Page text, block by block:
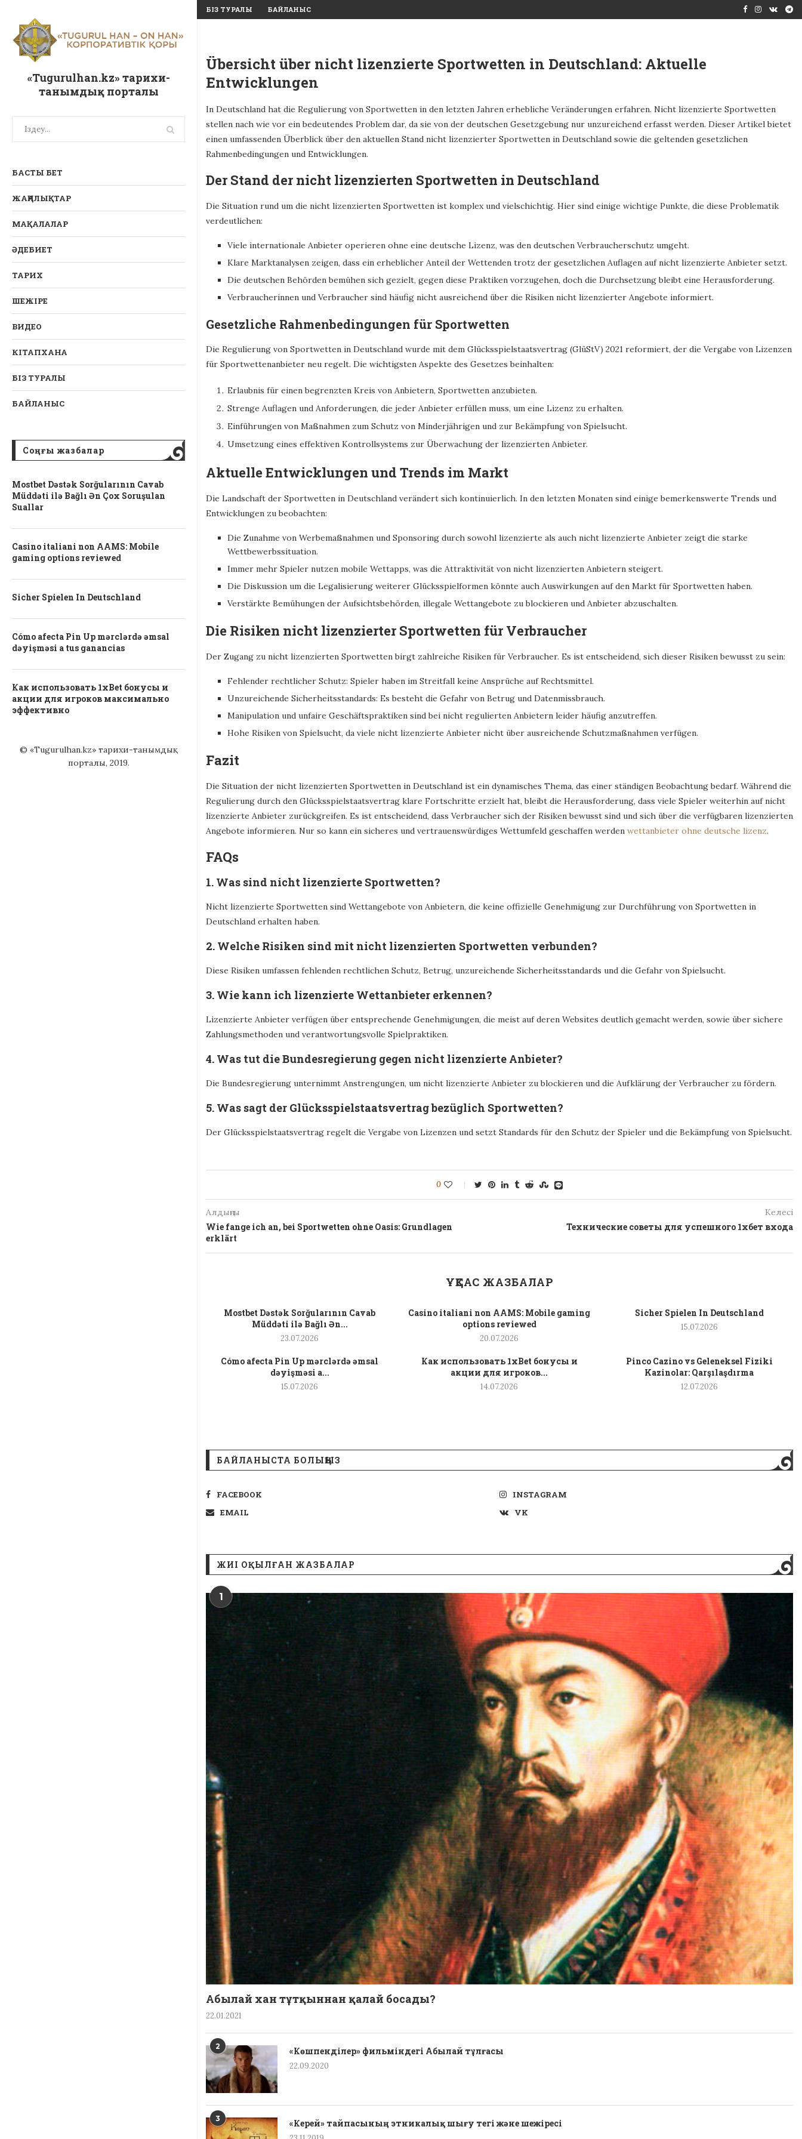
«Tugurulhan.kz» тарихи-
танымдық порталы
БАСТЫ БЕТ
ЖАҢАЛЫҚТАР
МАҚАЛАЛАР
ӘДЕБИЕТ
ТАРИХ
ШЕЖІРЕ
ВИДЕО
КІТАПХАНА
БІЗ ТУРАЛЫ
БАЙЛАНЫС
Соңғы жазбалар
Mostbet Dəstək Sorğularının Cavab
Müddəti ilə Bağlı Ən Çox Soruşulan
Suallar
Casino italiani non AAMS: Mobile
gaming options reviewed
Sicher Spielen In Deutschland
Cómo afecta Pin Up mərclərdə əmsal
dəyişməsi a tus ganancias
Как использовать 1xBet бонусы и
акции для игроков максимально
эффективно
© «Tugurulhan.kz» тарихи-танымдық
порталы, 2019.
БІЗ ТУРАЛЫ БАЙЛАНЫС
Übersicht über nicht lizenzierte Sportwetten in Deutschland: Aktuelle
Entwicklungen
In Deutschland hat die Regulierung von Sportwetten in den letzten Jahren erhebliche Veränderungen erfahren. Nicht lizenzierte Sportwetten
stellen nach wie vor ein bedeutendes Problem dar, da sie von der deutschen Gesetzgebung nur unzureichend erfasst werden. Dieser Artikel bietet
einen umfassenden Überblick über den aktuellen Stand nicht lizenzierter Sportwetten in Deutschland sowie die geltenden gesetzlichen
Rahmenbedingungen und Entwicklungen.
Der Stand der nicht lizenzierten Sportwetten in Deutschland
Die Situation rund um die nicht lizenzierten Sportwetten ist komplex und vielschichtig. Hier sind einige wichtige Punkte, die diese Problematik
verdeutlichen:
Viele internationale Anbieter operieren ohne eine deutsche Lizenz, was den deutschen Verbraucherschutz umgeht.
Klare Marktanalysen zeigen, dass ein erheblicher Anteil der Wettenden trotz der gesetzlichen Auflagen auf nicht lizenzierte Anbieter setzt.
Die deutschen Behörden bemühen sich gezielt, gegen diese Praktiken vorzugehen, doch die Durchsetzung bleibt eine Herausforderung.
Verbraucherinnen und Verbraucher sind häufig nicht ausreichend über die Risiken nicht lizenzierter Angebote informiert.
Gesetzliche Rahmenbedingungen für Sportwetten
Die Regulierung von Sportwetten in Deutschland wurde mit dem Glücksspielstaatsvertrag (GlüStV) 2021 reformiert, der die Vergabe von Lizenzen
für Sportwettenanbieter neu regelt. Die wichtigsten Aspekte des Gesetzes beinhalten:
Erlaubnis für einen begrenzten Kreis von Anbietern, Sportwetten anzubieten.
Strenge Auflagen und Anforderungen, die jeder Anbieter erfüllen muss, um eine Lizenz zu erhalten.
Einführungen von Maßnahmen zum Schutz von Minderjährigen und zur Bekämpfung von Spielsucht.
Umsetzung eines effektiven Kontrollsystems zur Überwachung der lizenzierten Anbieter.
Aktuelle Entwicklungen und Trends im Markt
Die Landschaft der Sportwetten in Deutschland verändert sich kontinuierlich. In den letzten Monaten sind einige bemerkenswerte Trends und
Entwicklungen zu beobachten:
Die Zunahme von Werbemaßnahmen und Sponsoring durch sowohl lizenzierte als auch nicht lizenzierte Anbieter zeigt die starke
Wettbewerbssituation.
Immer mehr Spieler nutzen mobile Wettapps, was die Attraktivität von nicht lizenzierten Anbietern steigert.
Die Diskussion um die Legalisierung weiterer Glücksspielformen könnte auch Auswirkungen auf den Markt für Sportwetten haben.
Verstärkte Bemühungen der Aufsichtsbehörden, illegale Wettangebote zu blockieren und Anbieter abzuschalten.
Die Risiken nicht lizenzierter Sportwetten für Verbraucher
Der Zugang zu nicht lizenzierten Sportwetten birgt zahlreiche Risiken für Verbraucher. Es ist entscheidend, sich dieser Risiken bewusst zu sein:
Fehlender rechtlicher Schutz: Spieler haben im Streitfall keine Ansprüche auf Rechtsmittel.
Unzureichende Sicherheitsstandards: Es besteht die Gefahr von Betrug und Datenmissbrauch.
Manipulation und unfaire Geschäftspraktiken sind bei nicht regulierten Anbietern leider häufig anzutreffen.
Hohe Risiken von Spielsucht, da viele nicht lizenzierte Anbieter nicht über ausreichende Schutzmaßnahmen verfügen.
Fazit
Die Situation der nicht lizenzierten Sportwetten in Deutschland ist ein dynamisches Thema, das einer ständigen Beobachtung bedarf. Während die
Regulierung durch den Glücksspielstaatsvertrag klare Fortschritte erzielt hat, bleibt die Herausforderung, dass viele Spieler weiterhin auf nicht
lizenzierte Anbieter zurückgreifen. Es ist entscheidend, dass Verbraucher sich der Risiken bewusst sind und sich über die verfügbaren lizenzierten
Angebote informieren. Nur so kann ein sicheres und vertrauenswürdiges Wettumfeld geschaffen werden wettanbieter ohne deutsche lizenz.
FAQs
1. Was sind nicht lizenzierte Sportwetten?
Nicht lizenzierte Sportwetten sind Wettangebote von Anbietern, die keine offizielle Genehmigung zur Durchführung von Sportwetten in
Deutschland erhalten haben.
2. Welche Risiken sind mit nicht lizenzierten Sportwetten verbunden?
Diese Risiken umfassen fehlenden rechtlichen Schutz, Betrug, unzureichende Sicherheitsstandards und die Gefahr von Spielsucht.
3. Wie kann ich lizenzierte Wettanbieter erkennen?
Lizenzierte Anbieter verfügen über entsprechende Genehmigungen, die meist auf deren Websites deutlich gemacht werden, sowie über sichere
Zahlungsmethoden und verantwortungsvolle Spielpraktiken.
4. Was tut die Bundesregierung gegen nicht lizenzierte Anbieter?
Die Bundesregierung unternimmt Anstrengungen, um nicht lizenzierte Anbieter zu blockieren und die Aufklärung der Verbraucher zu fördern.
5. Was sagt der Glücksspielstaatsvertrag bezüglich Sportwetten?
Der Glücksspielstaatsvertrag regelt die Vergabe von Lizenzen und setzt Standards für den Schutz der Spieler und die Bekämpfung von Spielsucht.
0
Алдыңғы
Wie fange ich an, bei Sportwetten ohne Oasis: Grundlagen
erklärt
Келесі
Технические советы для успешного 1хбет входа
ҰҚСАС ЖАЗБАЛАР
Mostbet Dəstək Sorğularının Cavab
Müddəti ilə Bağlı Ən...
23.07.2026
Casino italiani non AAMS: Mobile gaming
options reviewed
20.07.2026
Sicher Spielen In Deutschland
15.07.2026
Cómo afecta Pin Up mərclərdə əmsal
dəyişməsi a...
15.07.2026
Как использовать 1xBet бонусы и
акции для игроков...
14.07.2026
Pinco Cazino vs Geleneksel Fiziki
Kazinolar: Qarşılaşdırma
12.07.2026
БАЙЛАНЫСТА БОЛЫҢЫЗ
FACEBOOK
INSTAGRAM
EMAIL
VK
ЖИІ ОҚЫЛҒАН ЖАЗБАЛАР
1
Абылай хан тұтқыннан қалай босады?
22.01.2021
2 «Көшпенділер» фильміндегі Абылай тұлғасы
22.09.2020
3 «Керей» тайпасының этникалық шығу тегі жəне шежіресі